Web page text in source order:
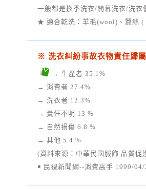
一般都是換季洗衣/開幕洗衣/洗衣
★ 適合乾洗：羊毛(wool)、蠶絲
※ 洗衣糾紛事故衣物責任歸
→ 生產者 35.1%
→ 消費者 27.4%
→ 洗衣者 12.3%
→ 責任不明 13 %
→ 自然損傷 6.8 %
→ 其他 5.4 %
(資料來源：中華民國服飾 品質促
￭ 民視新聞網--消費高手 1999/